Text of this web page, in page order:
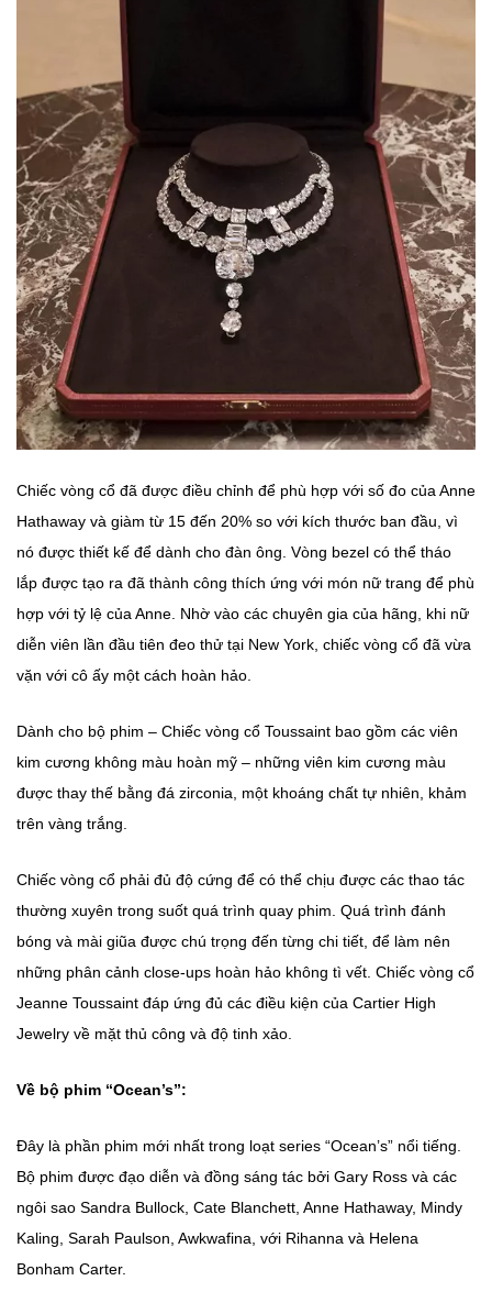
Chiếc vòng cổ đã được điều chỉnh để phù hợp với số đo của Anne
Hathaway và giàm từ 15 đến 20% so với kích thước ban đầu, vì
nó được thiết kế để dành cho đàn ông. Vòng bezel có thể tháo
lắp được tạo ra đã thành công thích ứng với món nữ trang để phù
hợp với tỷ lệ của Anne. Nhờ vào các chuyên gia của hãng, khi nữ
diễn viên lần đầu tiên đeo thử tại New York, chiếc vòng cổ đã vừa
vặn với cô ấy một cách hoàn hảo.
Dành cho bộ phim – Chiếc vòng cổ Toussaint bao gồm các viên
kim cương không màu hoàn mỹ – những viên kim cương màu
được thay thế bằng đá zirconia, một khoáng chất tự nhiên, khảm
trên vàng trắng.
Chiếc vòng cổ phải đủ độ cứng để có thể chịu được các thao tác
thường xuyên trong suốt quá trình quay phim. Quá trình đánh
bóng và mài giũa được chú trọng đến từng chi tiết, để làm nên
những phân cảnh close-ups hoàn hảo không tì vết. Chiếc vòng cổ
Jeanne Toussaint đáp ứng đủ các điều kiện của Cartier High
Jewelry về mặt thủ công và độ tinh xảo.
Về bộ phim “Ocean’s”:
Đây là phần phim mới nhất trong loạt series “Ocean’s” nổi tiếng.
Bộ phim được đạo diễn và đồng sáng tác bởi Gary Ross và các
ngôi sao Sandra Bullock, Cate Blanchett, Anne Hathaway, Mindy
Kaling, Sarah Paulson, Awkwafina, với Rihanna và Helena
Bonham Carter.